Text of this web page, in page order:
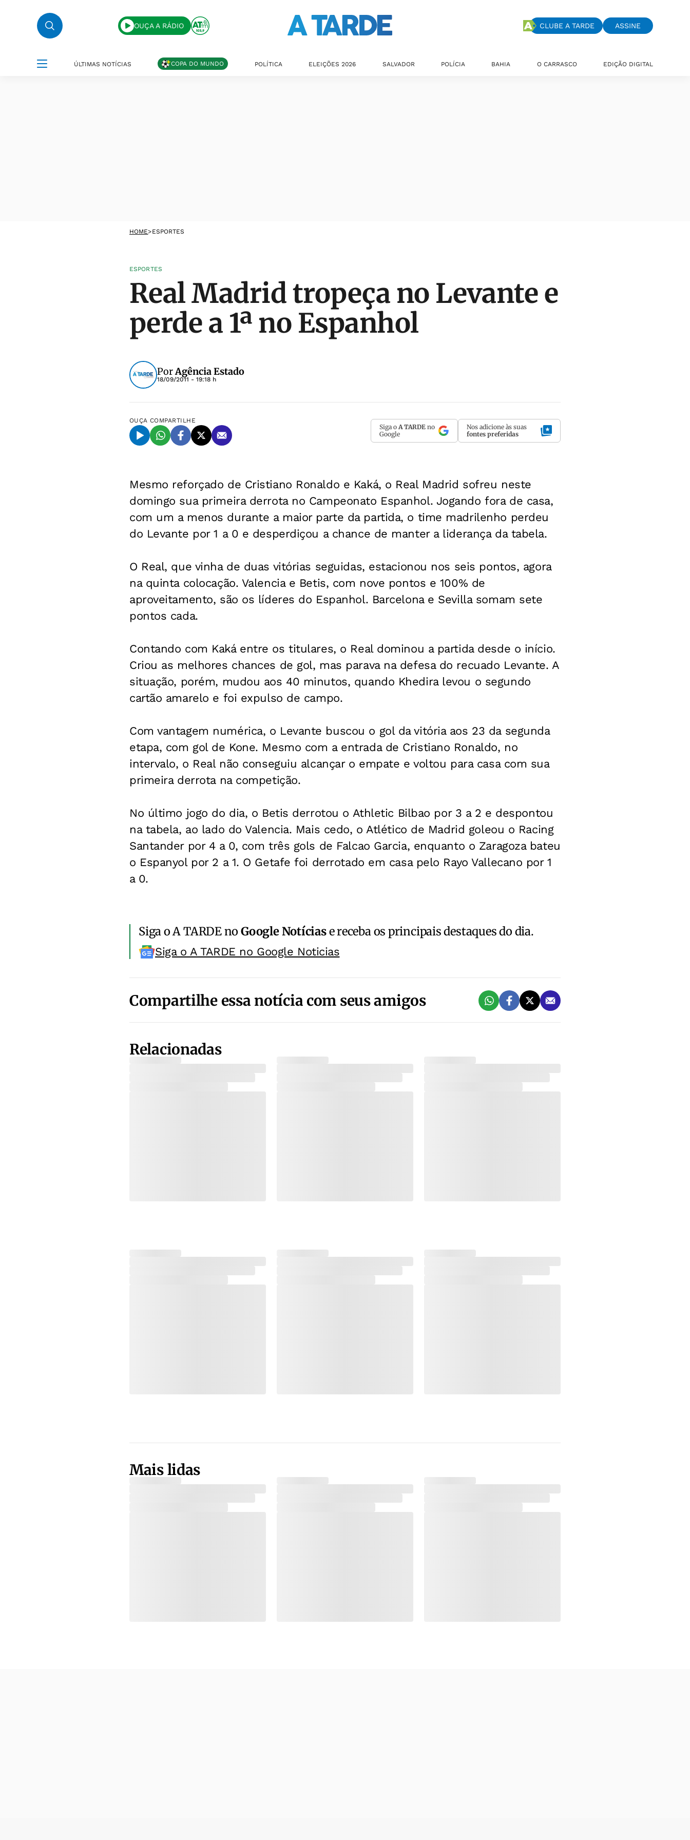
OUÇA A RÁDIO CLUBE A TARDE ASSINE
ÚLTIMAS NOTÍCIAS COPA DO MUNDO POLÍTICA ELEIÇÕES 2026 SALVADOR POLÍCIA BAHIA O CARRASCO EDIÇÃO DIGITAL
HOME>ESPORTES
ESPORTES
Real Madrid tropeça no Levante e
perde a 1ª no Espanhol
PorAgência Estado
18/09/2011 - 19:18 h
OUÇA COMPARTILHE
Siga o A TARDE no
Google
Nos adicione às suas
fontes preferidas
Mesmo reforçado de Cristiano Ronaldo e Kaká, o Real Madrid sofreu neste
domingo sua primeira derrota no Campeonato Espanhol. Jogando fora de casa,
com um a menos durante a maior parte da partida, o time madrilenho perdeu
do Levante por 1 a 0 e desperdiçou a chance de manter a liderança da tabela.
O Real, que vinha de duas vitórias seguidas, estacionou nos seis pontos, agora
na quinta colocação. Valencia e Betis, com nove pontos e 100% de
aproveitamento, são os líderes do Espanhol. Barcelona e Sevilla somam sete
pontos cada.
Contando com Kaká entre os titulares, o Real dominou a partida desde o início.
Criou as melhores chances de gol, mas parava na defesa do recuado Levante. A
situação, porém, mudou aos 40 minutos, quando Khedira levou o segundo
cartão amarelo e foi expulso de campo.
Com vantagem numérica, o Levante buscou o gol da vitória aos 23 da segunda
etapa, com gol de Kone. Mesmo com a entrada de Cristiano Ronaldo, no
intervalo, o Real não conseguiu alcançar o empate e voltou para casa com sua
primeira derrota na competição.
No último jogo do dia, o Betis derrotou o Athletic Bilbao por 3 a 2 e despontou
na tabela, ao lado do Valencia. Mais cedo, o Atlético de Madrid goleou o Racing
Santander por 4 a 0, com três gols de Falcao Garcia, enquanto o Zaragoza bateu
o Espanyol por 2 a 1. O Getafe foi derrotado em casa pelo Rayo Vallecano por 1
a 0.
Siga o A TARDE noGoogle Notíciase receba os principais destaques do dia.
Siga o A TARDE no Google Noticias
Compartilhe essa notícia com seus amigos
Relacionadas
Mais lidas